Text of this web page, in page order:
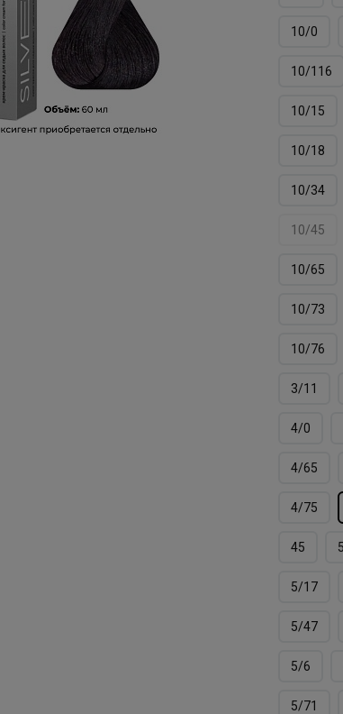
10/0
10/116
10/15
10/18
10/34
10/45
10/65
10/73
10/76
3/11
4/0
4/65
4/75
45
5/17
5/47
5/6
5/71